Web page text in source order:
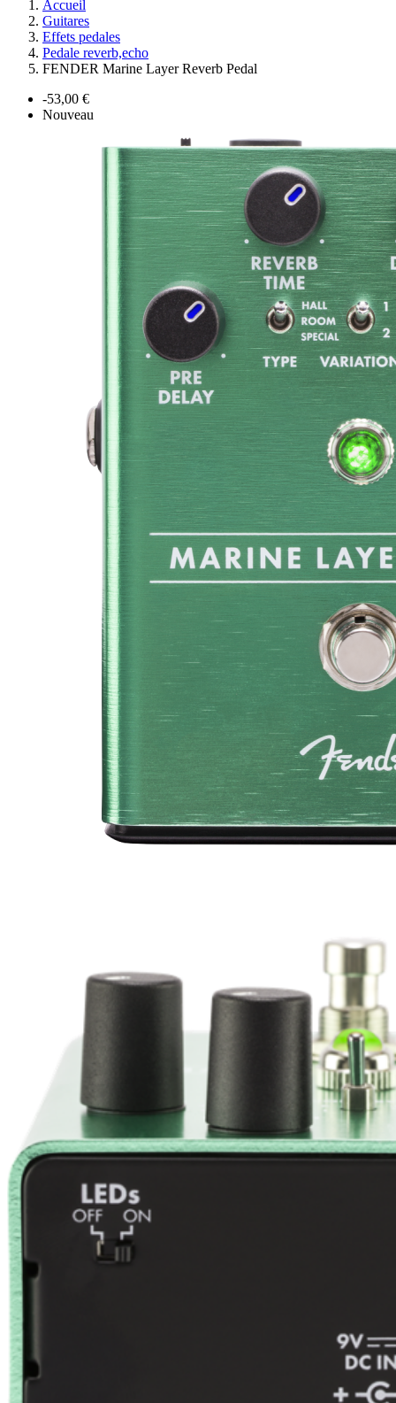
Accueil
Guitares
Effets pedales
Pedale reverb,echo
FENDER Marine Layer Reverb Pedal
-53,00 €
Nouveau